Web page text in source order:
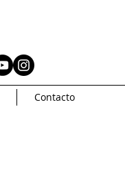
Contacto